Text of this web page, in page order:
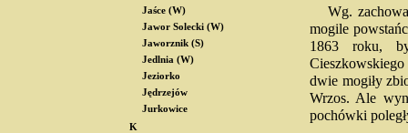
Jaśce (W)
Jawor Solecki (W)
Jaworznik (S)
Jedlnia (W)
Jeziorko
Jędrzejów
Jurkowice
K
Wg.
mogile
1863 roku,
dwie mogiły
Wrzos. Ale
pochówki